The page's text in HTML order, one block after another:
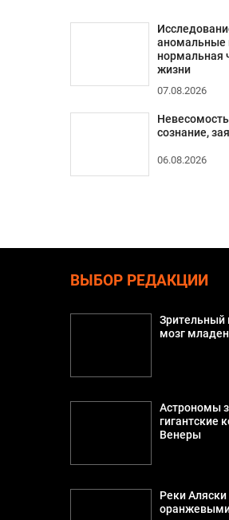
аномальные
нормальная
жизни
07.08.2026
сознание,
06.08.2026
ВЫБОР РЕДАКЦИИ
Зрительный
мозг
Астрономы
гигантские
Венеры
Реки Аляски